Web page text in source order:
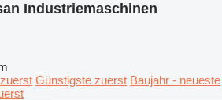
Industriemaschinen
Günstigste zuerst Baujahr - neueste